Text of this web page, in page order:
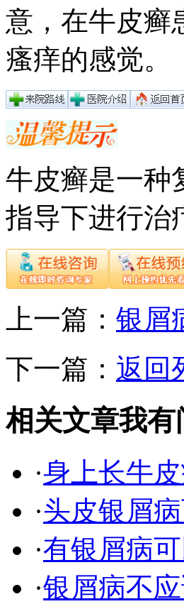
意，在牛皮癣
瘙痒的感觉。
牛皮癣是一种
指导下进行治
上一篇： 银屑
下一篇： 返回
相关文章我有
·身上长牛
·头皮银屑
·有银屑病
·银屑病不